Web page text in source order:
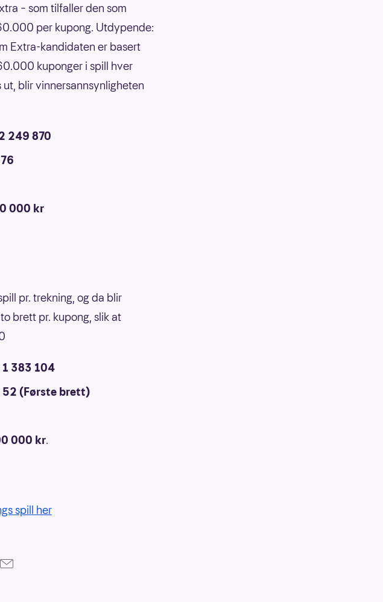
– som tilfaller den som
per kupong. Utdypende:
Extra-kandidaten er basert
kuponger i spill hver
blir vinnersannsynligheten
249 870
76
000 kr
pr. trekning, og da blir
brett pr. kupong, slik at
1 383 104
52 (Første brett)
000 kr.
spill her